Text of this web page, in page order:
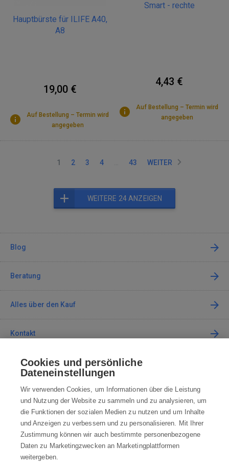
Hauptbürste für ILIFE A40,
A8
19,00 €
Auf Bestellung – Termin wird
angegeben
Smart - rechte
4,43 €
Auf Bestellung – Termin wird
angegeben
1 2 3 4 43 WEITER
WEITERE 24 ANZEIGEN
Blog
Beratung
Alles über den Kauf
Kontakt
Kontaktieren Sie uns
info@robotworld.de
+49 25 197 159 962 Mo-Fr 8:00—16:00 Uhr
ALLE KONTAKTE
Cookies und persönliche
Dateneinstellungen
Wir verwenden Cookies, um Informationen über die Leistung
und Nutzung der Website zu sammeln und zu analysieren, um
die Funktionen der sozialen Medien zu nutzen und um Inhalte
und Anzeigen zu verbessern und zu personalisieren. Mit Ihrer
Zustimmung können wir auch bestimmte personenbezogene
Daten zu Marketingzwecken an Marketingplattformen
weitergeben.